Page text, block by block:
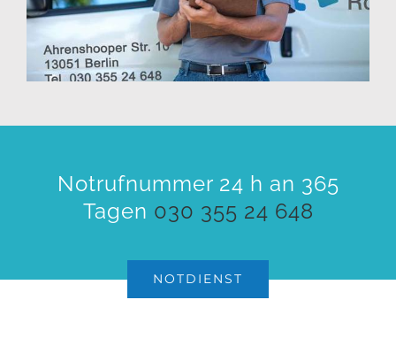
Notrufnummer 24 h an 365
Tagen 030 355 24 648
NOTDIENST